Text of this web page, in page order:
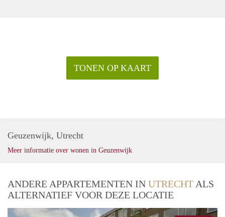
TONEN OP KAART
Geuzenwijk, Utrecht
Meer informatie over wonen in Geuzenwijk
ANDERE APPARTEMENTEN IN UTRECHT ALS
ALTERNATIEF VOOR DEZE LOCATIE